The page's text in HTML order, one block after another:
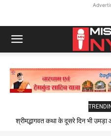
श्रीमद्भागवत कथा के दूसरे दिन भी